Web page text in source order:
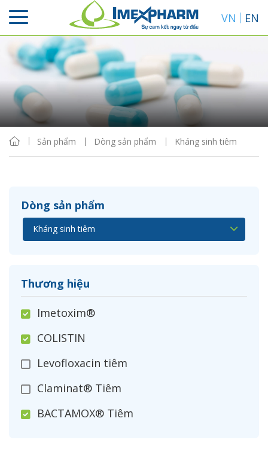
VN EN
Sản phẩm Dòng sản phẩm Kháng sinh tiêm
Dòng sản phẩm
Thương hiệu
Imetoxim®
COLISTIN
Levofloxacin tiêm
Claminat® Tiêm
BACTAMOX® Tiêm
Sắp xếp
Hiển thị